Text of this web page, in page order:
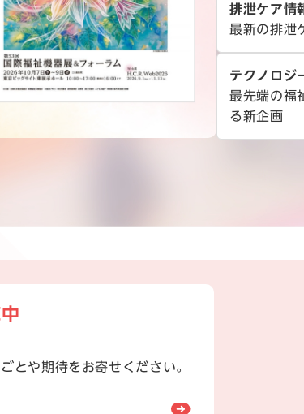
排泄ケア情
最新の排泄
テクノロジ
最先端の福
る新企画
とや期待をお寄せください。